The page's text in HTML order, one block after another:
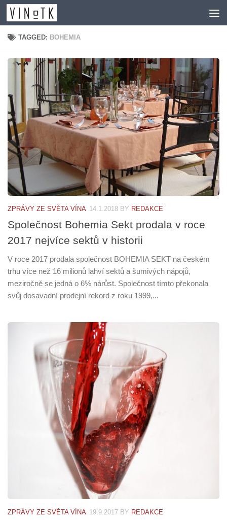
Skip to content
TAGGED: BOHEMIA
ZPRÁVY ZE SVĚTA VÍNA 14.1.2018 BY REDAKCE
Společnost Bohemia Sekt prodala v roce
2017 nejvíce sektů v historii
V roce 2017 prodala společnost BOHEMIA SEKT na českém
trhu více než 16 milionů lahví sektů a šumivých nápojů,
meziročně se jedná o 6% nárůst. Společnost tímto překonala
svůj dosavadní prodejní rekord z roku 1999,...
ZPRÁVY ZE SVĚTA VÍNA 19.9.2017 BY REDAKCE